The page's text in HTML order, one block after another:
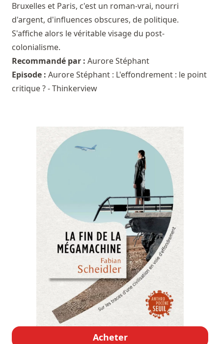
Bruxelles et Paris, c'est un roman-vrai, nourri
d'argent, d'influences obscures, de politique.
S'affiche alors le véritable visage du post-
colonialisme.
Recommandé par : Aurore Stéphant
Episode : Aurore Stéphant : L'effondrement : le point
critique ? - Thinkerview
Acheter